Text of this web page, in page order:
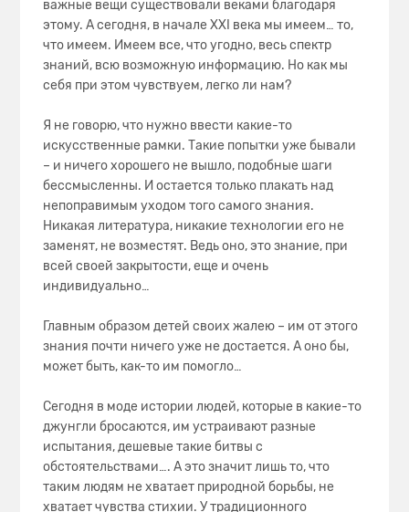
важные вещи существовали веками благодаря
этому. А сегодня, в начале XXI века мы имеем… то,
что имеем. Имеем все, что угодно, весь спектр
знаний, всю возможную информацию. Но как мы
себя при этом чувствуем, легко ли нам?
Я не говорю, что нужно ввести какие-то
искусственные рамки. Такие попытки уже бывали
– и ничего хорошего не вышло, подобные шаги
бессмысленны. И остается только плакать над
непоправимым уходом того самого знания.
Никакая литература, никакие технологии его не
заменят, не возместят. Ведь оно, это знание, при
всей своей закрытости, еще и очень
индивидуально…
Главным образом детей своих жалею – им от этого
знания почти ничего уже не достается. А оно бы,
может быть, как-то им помогло…
Сегодня в моде истории людей, которые в какие-то
джунгли бросаются, им устраивают разные
испытания, дешевые такие битвы с
обстоятельствами…. А это значит лишь то, что
таким людям не хватает природной борьбы, не
хватает чувства стихии. У традиционного